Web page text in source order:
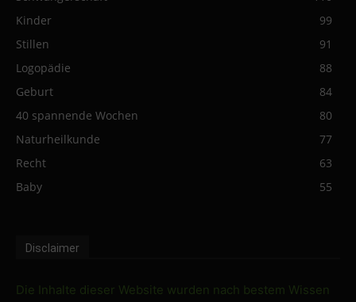
Kinder
99
Stillen
91
Logopädie
88
Geburt
84
40 spannende Wochen
80
Naturheilkunde
77
Recht
63
Baby
55
Disclaimer
Die Inhalte dieser Website wurden nach bestem Wissen